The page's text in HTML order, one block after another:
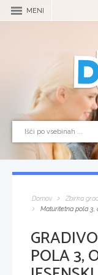
MENI
Domov Zbirka
Maturitetna pola 3,
POLA 3,